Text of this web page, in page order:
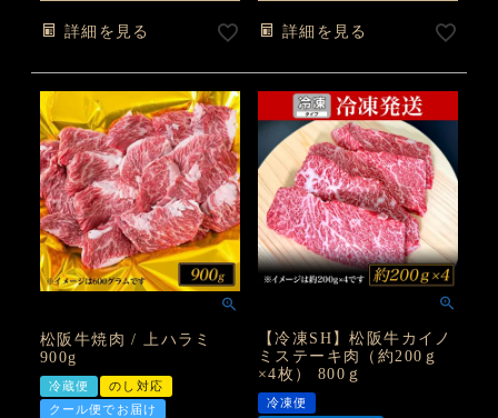
詳細を見る 詳細を見る
松阪牛焼肉 / 上ハラミ
900g
冷蔵便
のし対応
クール便でお届け
【冷凍SH】松阪牛カイノ
ミステーキ肉（約200ｇ
×4枚） 800ｇ
冷凍便